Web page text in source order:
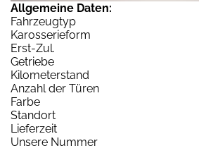
Allgemeine Daten:
Fahrzeugtyp
Karosserieform
Erst-Zul.
Getriebe
Kilometerstand
Anzahl der Türen
Farbe
Standort
Lieferzeit
Unsere Nummer